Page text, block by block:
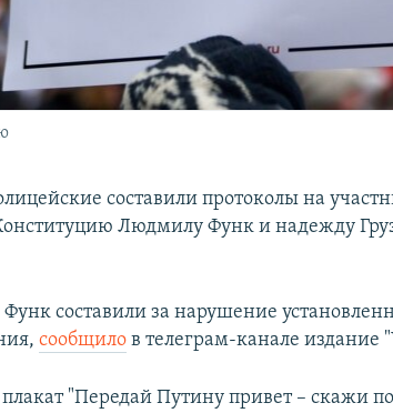
составили протоколы на
Людмилу Функ и надежду
составили за нарушение
сообщило в телеграм-канале
"Передай Путину привет – скажи